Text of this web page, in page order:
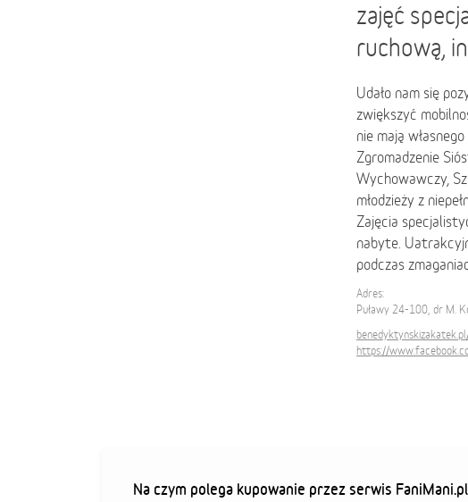
zajęć
ruchową,
Udało nam się
zwiększyć
nie mają
Zgromadzenie
Wychowawczy,
młodzieży z
Zajęcia
nabyte.
podczas
Adres:
Puławy 24-100, dr M.
https://
Na czym polega kupowanie przez serwis